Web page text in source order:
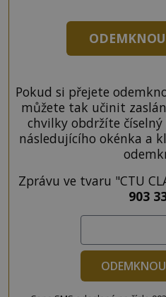
Pokud si přejete
můžete tak učinit
chvilky obdržíte
následujícího okénka a
Zprávu ve tvaru "CTU
903